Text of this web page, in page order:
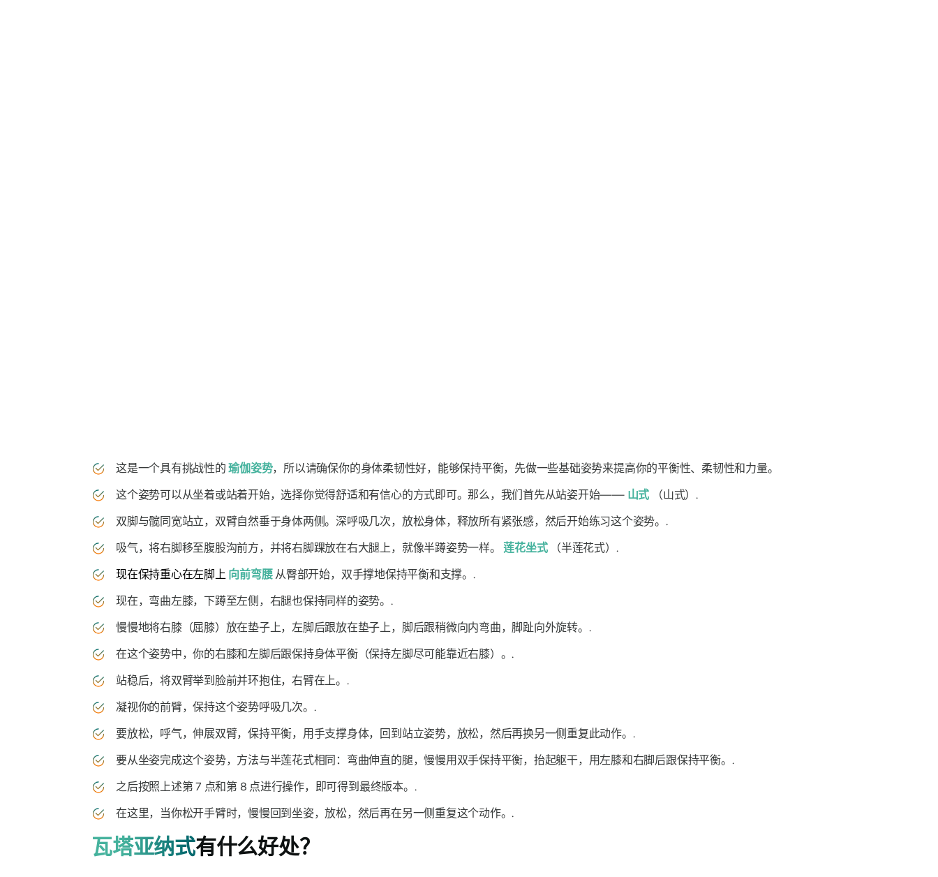
这是一个具有挑战性的瑜伽姿势，所以请确保你的身体柔韧性好，能够保持平衡，先做一些基础姿势来提高你的平衡性、柔韧性和力量。
这个姿势可以从坐着或站着开始，选择你觉得舒适和有信心的方式即可。那么，我们首先从站姿开始—— 山式 （山式）.
双脚与髋同宽站立，双臂自然垂于身体两侧。深呼吸几次，放松身体，释放所有紧张感，然后开始练习这个姿势。.
吸气，将右脚移至腹股沟前方，并将右脚踝放在右大腿上，就像半蹲姿势一样。莲花坐式（半莲花式）.
现在保持重心在左脚上 向前弯腰从臀部开始，双手撑地保持平衡和支撑。.
现在，弯曲左膝，下蹲至左侧，右腿也保持同样的姿势。.
慢慢地将右膝（屈膝）放在垫子上，左脚后跟放在垫子上，脚后跟稍微向内弯曲，脚趾向外旋转。.
在这个姿势中，你的右膝和左脚后跟保持身体平衡（保持左脚尽可能靠近右膝）。.
站稳后，将双臂举到脸前并环抱住，右臂在上。.
凝视你的前臂，保持这个姿势呼吸几次。.
要放松，呼气，伸展双臂，保持平衡，用手支撑身体，回到站立姿势，放松，然后再换另一侧重复此动作。.
要从坐姿完成这个姿势，方法与半莲花式相同：弯曲伸直的腿，慢慢用双手保持平衡，抬起躯干，用左膝和右脚后跟保持平衡。.
之后按照上述第 7 点和第 8 点进行操作，即可得到最终版本。.
在这里，当你松开手臂时，慢慢回到坐姿，放松，然后再在另一侧重复这个动作。.
瓦塔亚纳式有什么好处？